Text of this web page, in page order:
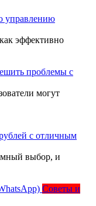
управлению
эффективно
проблемы с
могут
с отличным
выбор, и
Советы и